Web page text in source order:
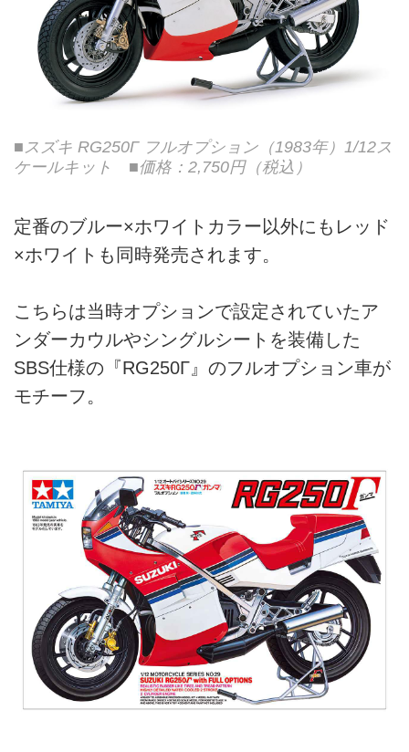
■スズキ RG250Γ フルオプション（1983年）1/12ス
ケールキット ■価格：2,750円（税込）
定番のブルー×ホワイトカラー以外にもレッド
×ホワイトも同時発売されます。
こちらは当時オプションで設定されていたア
ンダーカウルやシングルシートを装備した
SBS仕様の『RG250Γ』のフルオプション車が
モチーフ。